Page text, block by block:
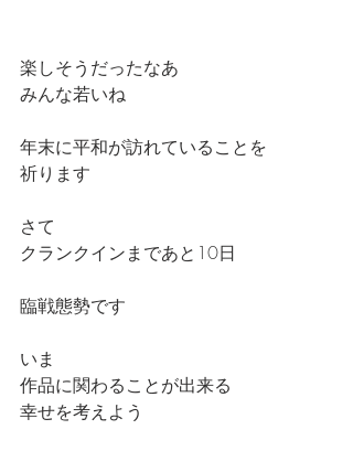
楽しそうだったなあ
みんな若いね
年末に平和が訪れていることを
祈ります
さて
クランクインまであと10日
臨戦態勢です
いま
作品に関わることが出来る
幸せを考えよう